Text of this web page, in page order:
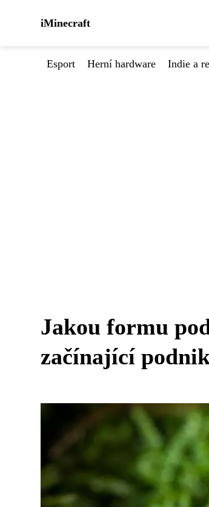
iMinecraft
Esport Herní hardware Indie a
Jakou formu
začínající